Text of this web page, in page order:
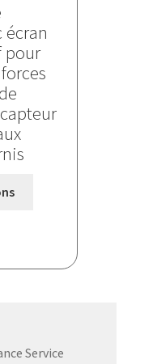
690,000 €
à
1290,000 €
écran
pour
variations.
être
Service